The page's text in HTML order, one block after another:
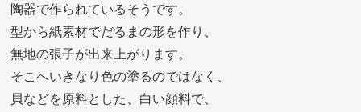
陶器で作られているそうです。
型から紙素材でだるまの形を作り、
無地の張子が出来上がります。
そこへいきなり色の塗るのではなく、
貝などを原料とした、白い顔料で、